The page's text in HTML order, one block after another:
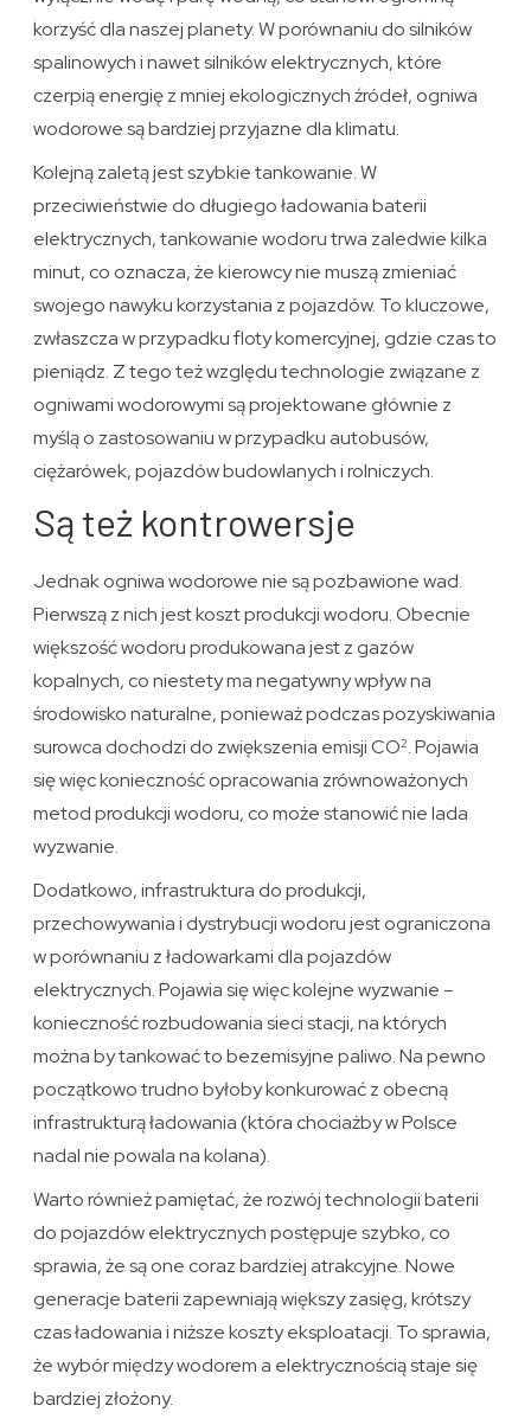
korzyść dla naszej planety. W porównaniu do silników
spalinowych i nawet silników elektrycznych, które
czerpią energię z mniej ekologicznych źródeł, ogniwa
wodorowe są bardziej przyjazne dla klimatu.
Kolejną zaletą jest szybkie tankowanie. W
przeciwieństwie do długiego ładowania baterii
elektrycznych, tankowanie wodoru trwa zaledwie kilka
minut, co oznacza, że kierowcy nie muszą zmieniać
swojego nawyku korzystania z pojazdów. To kluczowe,
zwłaszcza w przypadku floty komercyjnej, gdzie czas to
pieniądz. Z tego też względu technologie związane z
ogniwami wodorowymi są projektowane głównie z
myślą o zastosowaniu w przypadku autobusów,
ciężarówek, pojazdów budowlanych i rolniczych.
Są też kontrowersje
Jednak ogniwa wodorowe nie są pozbawione wad.
Pierwszą z nich jest koszt produkcji wodoru. Obecnie
większość wodoru produkowana jest z gazów
kopalnych, co niestety ma negatywny wpływ na
środowisko naturalne, ponieważ podczas pozyskiwania
surowca dochodzi do zwiększenia emisji CO2. Pojawia
się więc konieczność opracowania zrównoważonych
metod produkcji wodoru, co może stanowić nie lada
wyzwanie.
Dodatkowo, infrastruktura do produkcji,
przechowywania i dystrybucji wodoru jest ograniczona
w porównaniu z ładowarkami dla pojazdów
elektrycznych. Pojawia się więc kolejne wyzwanie –
konieczność rozbudowania sieci stacji, na których
można by tankować to bezemisyjne paliwo. Na pewno
początkowo trudno byłoby konkurować z obecną
infrastrukturą ładowania (która chociażby w Polsce
nadal nie powala na kolana).
Warto również pamiętać, że rozwój technologii baterii
do pojazdów elektrycznych postępuje szybko, co
sprawia, że są one coraz bardziej atrakcyjne. Nowe
generacje baterii zapewniają większy zasięg, krótszy
czas ładowania i niższe koszty eksploatacji. To sprawia,
że wybór między wodorem a elektrycznością staje się
bardziej złożony.